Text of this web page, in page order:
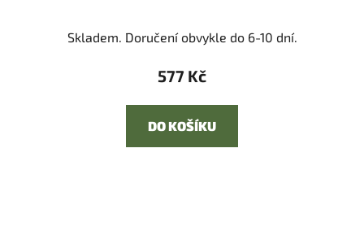
Skladem. Doručení obvykle do 6-10 dní.
577 Kč
DO KOŠÍKU